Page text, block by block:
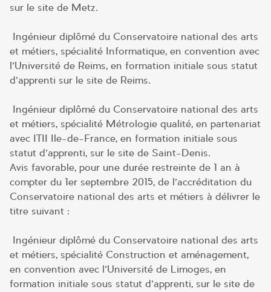
sur le site de Metz.
Ingénieur diplômé du Conservatoire national des arts
et métiers, spécialité Informatique, en convention avec
l’Université de Reims, en formation initiale sous statut
d’apprenti sur le site de Reims.
Ingénieur diplômé du Conservatoire national des arts
et métiers, spécialité Métrologie qualité, en partenariat
avec ITII Ile-de-France, en formation initiale sous
statut d’apprenti, sur le site de Saint-Denis.
Avis favorable, pour une durée restreinte de 1 an à
compter du 1er septembre 2015, de l’accréditation du
Conservatoire national des arts et métiers à délivrer le
titre suivant :
Ingénieur diplômé du Conservatoire national des arts
et métiers, spécialité Construction et aménagement,
en convention avec l’Université de Limoges, en
formation initiale sous statut d’apprenti, sur le site de